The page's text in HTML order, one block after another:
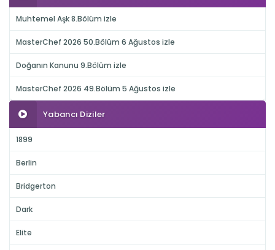
Muhtemel Aşk 8.Bölüm izle
MasterChef 2026 50.Bölüm 6 Ağustos izle
Doğanın Kanunu 9.Bölüm izle
MasterChef 2026 49.Bölüm 5 Ağustos izle
Yabancı Diziler
1899
Berlin
Bridgerton
Dark
Elite